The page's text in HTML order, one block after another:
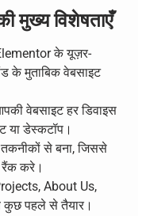
मुख्य विशेषताएँ
के यूज़र-
के मुताबिक वेबसाइट
वेबसाइट हर डिवाइस
या डेस्कटॉप।
से बना, जिससे
रैंक करे।
About Us,
पहले से तैयार।